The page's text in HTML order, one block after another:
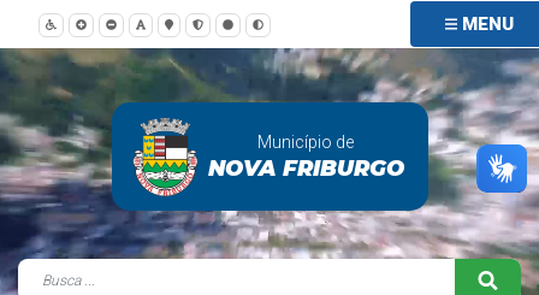
MENU
Município de
NOVA FRIBURGO